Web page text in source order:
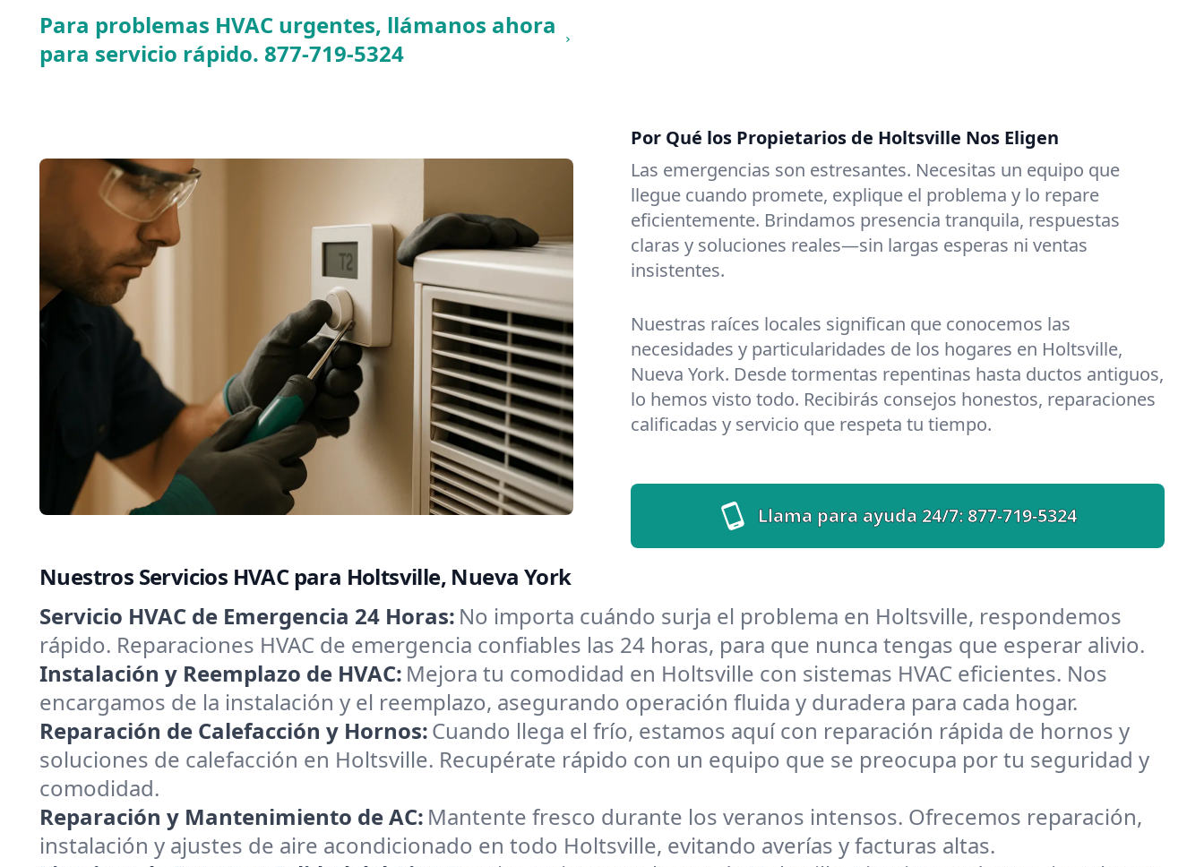
Para problemas HVAC urgentes, llámanos ahora
para servicio rápido. 877-719-5324
Por Qué los Propietarios de Holtsville Nos Eligen
Las emergencias son estresantes. Necesitas un equipo que
llegue cuando promete, explique el problema y lo repare
eficientemente. Brindamos presencia tranquila, respuestas
claras y soluciones reales—sin largas esperas ni ventas
insistentes.
Nuestras raíces locales significan que conocemos las
necesidades y particularidades de los hogares en Holtsville,
Nueva York. Desde tormentas repentinas hasta ductos antiguos,
lo hemos visto todo. Recibirás consejos honestos, reparaciones
calificadas y servicio que respeta tu tiempo.
Llama para ayuda 24/7:877-719-5324
Nuestros Servicios HVAC para Holtsville, Nueva York
Servicio HVAC de Emergencia 24 Horas: No importa cuándo surja el problema en Holtsville, respondemos
rápido. Reparaciones HVAC de emergencia confiables las 24 horas, para que nunca tengas que esperar alivio.
Instalación y Reemplazo de HVAC: Mejora tu comodidad en Holtsville con sistemas HVAC eficientes. Nos
encargamos de la instalación y el reemplazo, asegurando operación fluida y duradera para cada hogar.
Reparación de Calefacción y Hornos:Cuando llega el frío, estamos aquí con reparación rápida de hornos y
soluciones de calefacción en Holtsville. Recupérate rápido con un equipo que se preocupa por tu seguridad y
comodidad.
Reparación y Mantenimiento de AC: Mantente fresco durante los veranos intensos. Ofrecemos reparación,
instalación y ajustes de aire acondicionado en todo Holtsville, evitando averías y facturas altas.